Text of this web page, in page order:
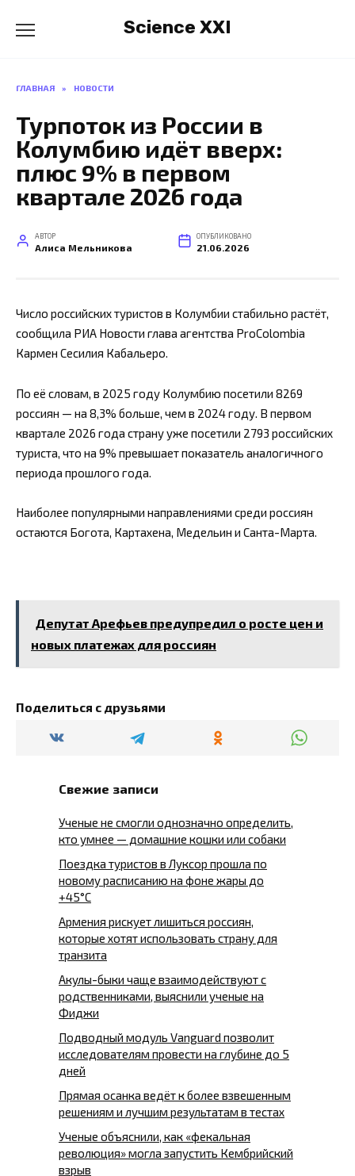
содержанию
Science XXI
ГЛАВНАЯ » НОВОСТИ
Турпоток из России в
Колумбию идёт вверх:
плюс 9% в первом
квартале 2026 года
АВТОР
Алиса Мельникова
ОПУБЛИКОВАНО
21.06.2026
Число российских туристов в Колумбии стабильно растёт,
сообщила РИА Новости глава агентства ProColombia
Кармен Сесилия Кабальеро.
По её словам, в 2025 году Колумбию посетили 8269
россиян — на 8,3% больше, чем в 2024 году. В первом
квартале 2026 года страну уже посетили 2793 российских
туриста, что на 9% превышает показатель аналогичного
периода прошлого года.
Наиболее популярными направлениями среди россиян
остаются Богота, Картахена, Медельин и Санта-Марта.
Депутат Арефьев предупредил о росте цен и
новых платежах для россиян
Поделиться с друзьями
Свежие записи
Ученые не смогли однозначно определить,
кто умнее — домашние кошки или собаки
Поездка туристов в Луксор прошла по
новому расписанию на фоне жары до
+45°C
Армения рискует лишиться россиян,
которые хотят использовать страну для
транзита
Акулы-быки чаще взаимодействуют с
родственниками, выяснили ученые на
Фиджи
Подводный модуль Vanguard позволит
исследователям провести на глубине до 5
дней
Прямая осанка ведёт к более взвешенным
решениям и лучшим результатам в тестах
Ученые объяснили, как «фекальная
революция» могла запустить Кембрийский
взрыв